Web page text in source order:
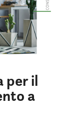
per il
a